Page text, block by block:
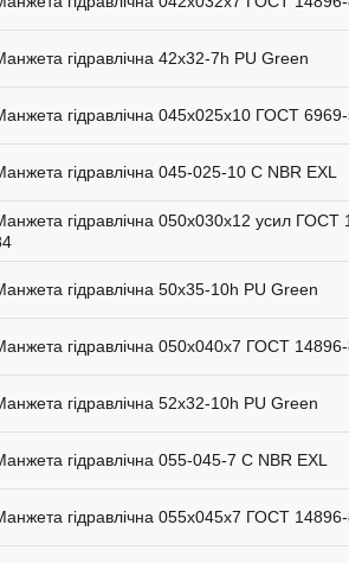
гідравлічна 42x32-7h PU Green
гідравлічна 045х025х10 ГОСТ
гідравлічна 045-025-10 C NBR EXL
гідравлічна 050х030х12 усил ГОСТ
гідравлічна 50х35-10h PU Green
гідравлічна 050х040х7 ГОСТ
гідравлічна 52х32-10h PU Green
гідравлічна 055-045-7 C NBR EXL
гідравлічна 055х045х7 ГОСТ